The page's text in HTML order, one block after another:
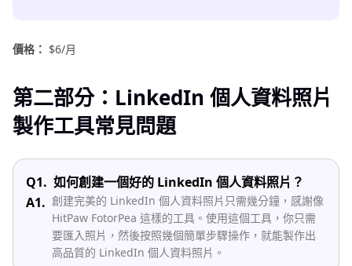
價格： $6/月
第二部分：LinkedIn 個人資料照片
製作工具常見問題
Q1. 如何創建一個好的 LinkedIn 個人資料照片？
A1. 創建完美的 LinkedIn 個人資料照片只需幾分鐘，感謝像
HitPaw FotorPea 這樣的工具。使用這個工具，你只需
要匯入照片，然後按照幾個簡單步驟操作，就能製作出
高品質的 LinkedIn 個人資料照片。